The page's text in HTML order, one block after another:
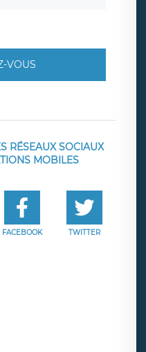
VOUS
RÉSEAUX SOCIAUX
MOBILES
FACEBOOK TWITTER